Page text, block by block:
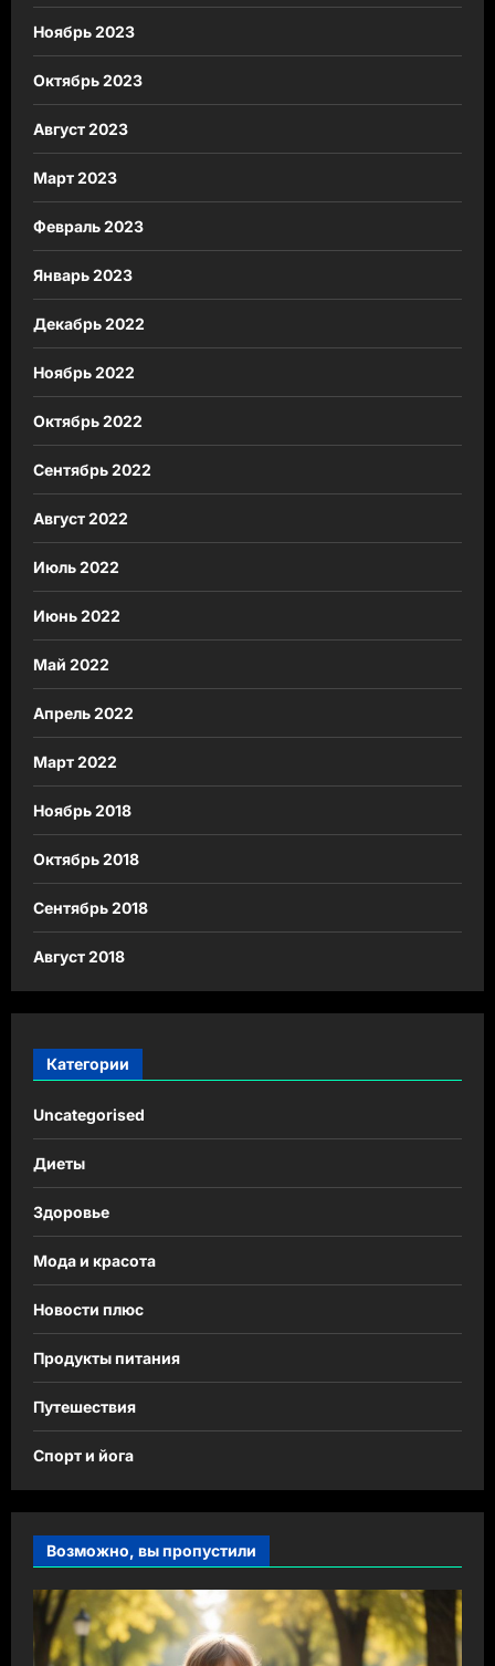
Ноябрь 2023
Октябрь 2023
Август 2023
Март 2023
Февраль 2023
Январь 2023
Декабрь 2022
Ноябрь 2022
Октябрь 2022
Сентябрь 2022
Август 2022
Июль 2022
Июнь 2022
Май 2022
Апрель 2022
Март 2022
Ноябрь 2018
Октябрь 2018
Сентябрь 2018
Август 2018
Категории
Uncategorised
Диеты
Здоровье
Мода и красота
Новости плюс
Продукты питания
Путешествия
Спорт и йога
Возможно, вы пропустили